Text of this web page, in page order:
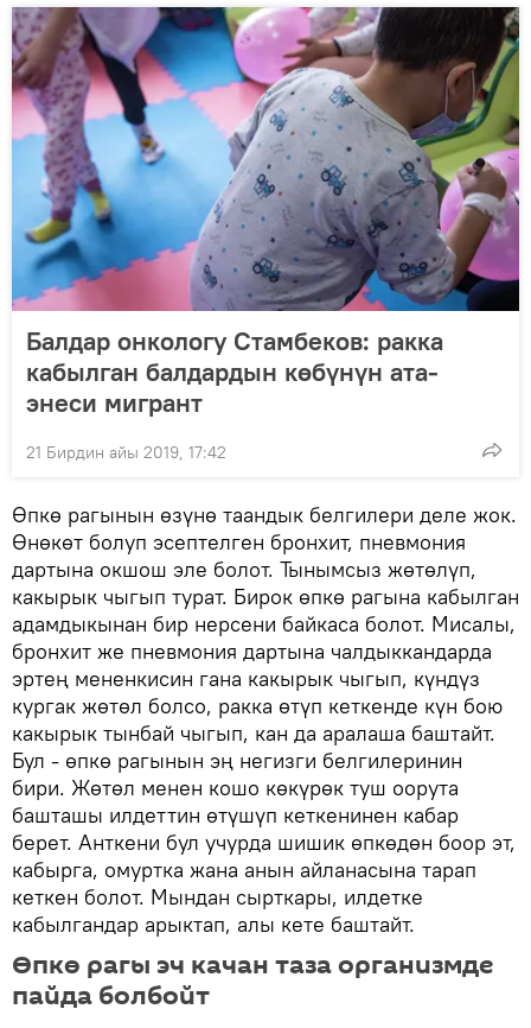
Балдар онкологу Стамбеков: ракка
кабылган балдардын көбүнүн ата-
энеси мигрант
21 Бирдин айы 2019, 17:42
Өпкө рагынын өзүнө таандык белгилери деле жок.
Өнөкөт болуп эсептелген бронхит, пневмония
дартына окшош эле болот. Тынымсыз жөтөлүп,
какырык чыгып турат. Бирок өпкө рагына кабылган
адамдыкынан бир нерсени байкаса болот. Мисалы,
бронхит же пневмония дартына чалдыккандарда
эртең мененкисин гана какырык чыгып, күндүз
кургак жөтөл болсо, ракка өтүп кеткенде күн бою
какырык тынбай чыгып, кан да аралаша баштайт.
Бул - өпкө рагынын эң негизги белгилеринин
бири. Жөтөл менен кошо көкүрөк туш оорута
башташы илдеттин өтүшүп кеткенинен кабар
берет. Анткени бул учурда шишик өпкөдөн боор эт,
кабырга, омуртка жана анын айланасына тарап
кеткен болот. Мындан сырткары, илдетке
кабылгандар арыктап, алы кете баштайт.
Өпкө рагы эч качан таза организмде
пайда болбойт